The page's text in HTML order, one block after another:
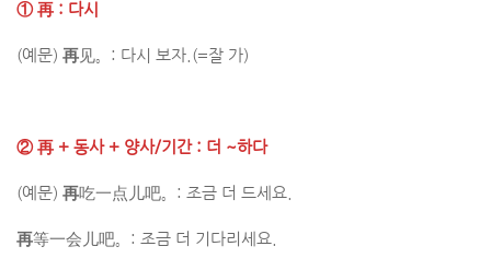
① 再 : 다시
(예문) 再 见。: 다시 보자.(=잘 가)
② 再 + 동사+ 양사/기간: 더 ~하다
(예문) 再吃一点儿吧。: 조금 더 드세요.
再等一会儿吧。: 조금 더 기다리세요.